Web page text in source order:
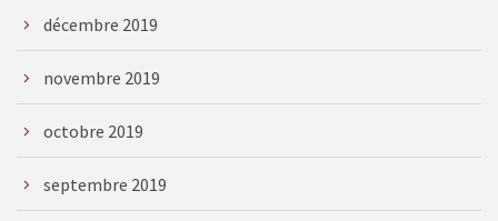
décembre 2019
novembre 2019
octobre 2019
septembre 2019